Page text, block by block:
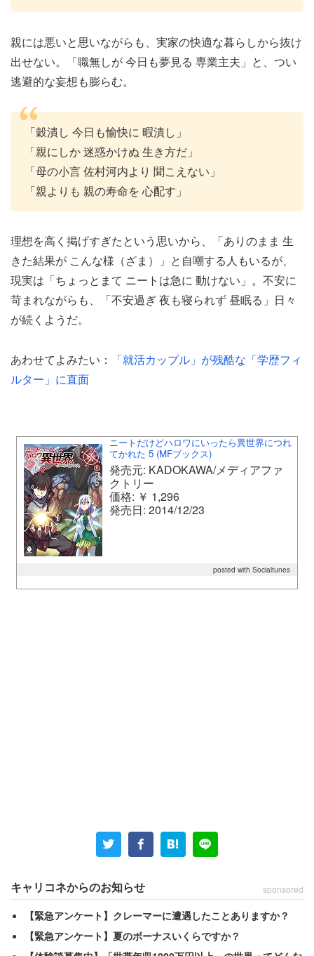
親には悪いと思いながらも、実家の快適な暮らしから抜け
出せない。「職無しが 今日も夢見る 専業主夫」と、つい
逃避的な妄想も膨らむ。
「穀潰し 今日も愉快に 暇潰し」
「親にしか 迷惑かけぬ 生き方だ」
「母の小言 佐村河内より 聞こえない」
「親よりも 親の寿命を 心配す」
理想を高く掲げすぎたという思いから、「ありのまま 生
きた結果が こんな様（ざま）」と自嘲する人もいるが、
現実は「ちょっとまて ニートは急に 動けない」。不安に
苛まれながらも、「不安過ぎ 夜も寝られず 昼眠る」日々
が続くようだ。
あわせてよみたい：
「就活カップル」が残酷な「学歴フィ
ルター」に直面
ニートだけどハロワにいったら異世界につれ
てかれた 5 (MFブックス)
発売元: KADOKAWA/メディアファ
クトリー
価格: ￥ 1,296
発売日: 2014/12/23
posted with Socialtunes
キャリコネからのお知らせ sponsored
【緊急アンケート】クレーマーに遭遇したことありますか？
【緊急アンケート】夏のボーナスいくらですか？